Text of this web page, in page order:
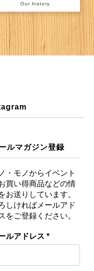
Our history
ルマガジン登録
・モノからイベント
買い得商品などの情
お送りしています。
しければメールアド
をご登録ください。
ルアドレス *